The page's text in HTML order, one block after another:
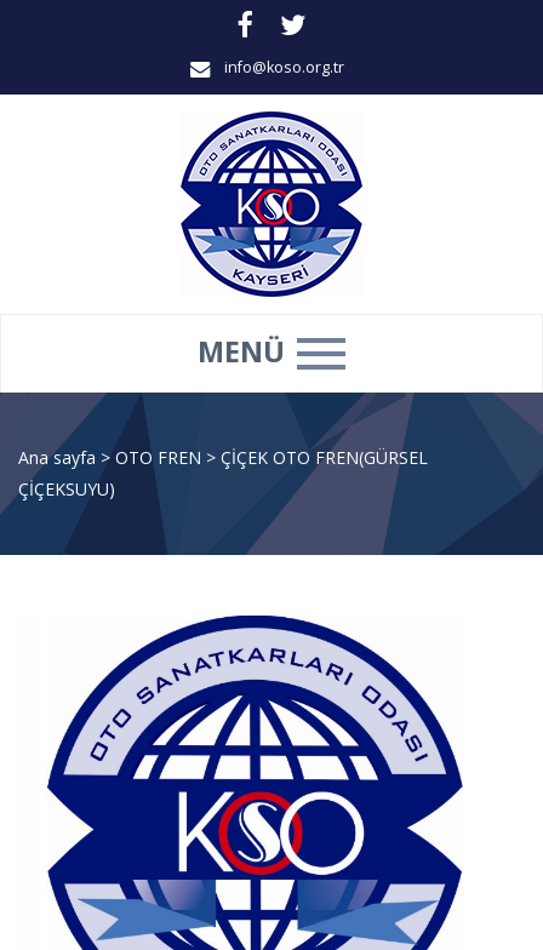
info@koso.org.tr
MENÜ
Ana sayfa > OTO FREN > ÇİÇEK OTO FREN(GÜRSEL
ÇİÇEKSUYU)